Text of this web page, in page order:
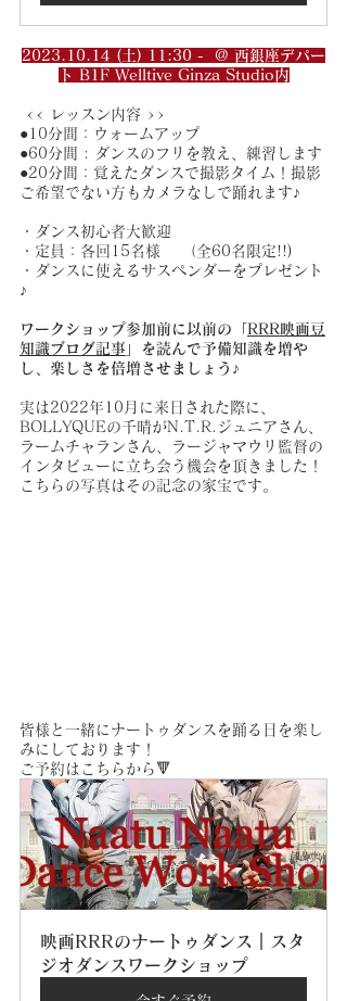
2023.10.14 (土) 11:30 -  @ 西銀座デパー
ト B1F Welltive Ginza Studio内
<< レッスン内容 >>
●10分間：ウォームアップ
●60分間 : ダンスのフリを教え、練習します
●20分間：覚えたダンスで撮影タイム！撮影
ご希望でない方もカメラなしで踊れます♪
・ダンス初心者大歓迎
・定員：各回15名様 　（全60名限定!!)
・ダンスに使えるサスペンダーをプレゼント
♪
ワークショップ参加前に以前の「
RRR映画豆
知識ブログ記事 」を読んで予備知識を増や
し、楽しさを倍増させましょう♪
実は2022年10月に来日された際に、
BOLLYQUEの千晴がN.T.R.ジュニアさん、
ラームチャランさん、ラージャマウリ監督の
インタビューに立ち会う機会を頂きました！
こちらの写真はその記念の家宝です。
皆様と一緒にナートゥダンスを踊る日を楽し
みにしております！
ご予約はこちらから🔻
映画RRRのナートゥダンス｜スタ
ジオダンスワークショップ